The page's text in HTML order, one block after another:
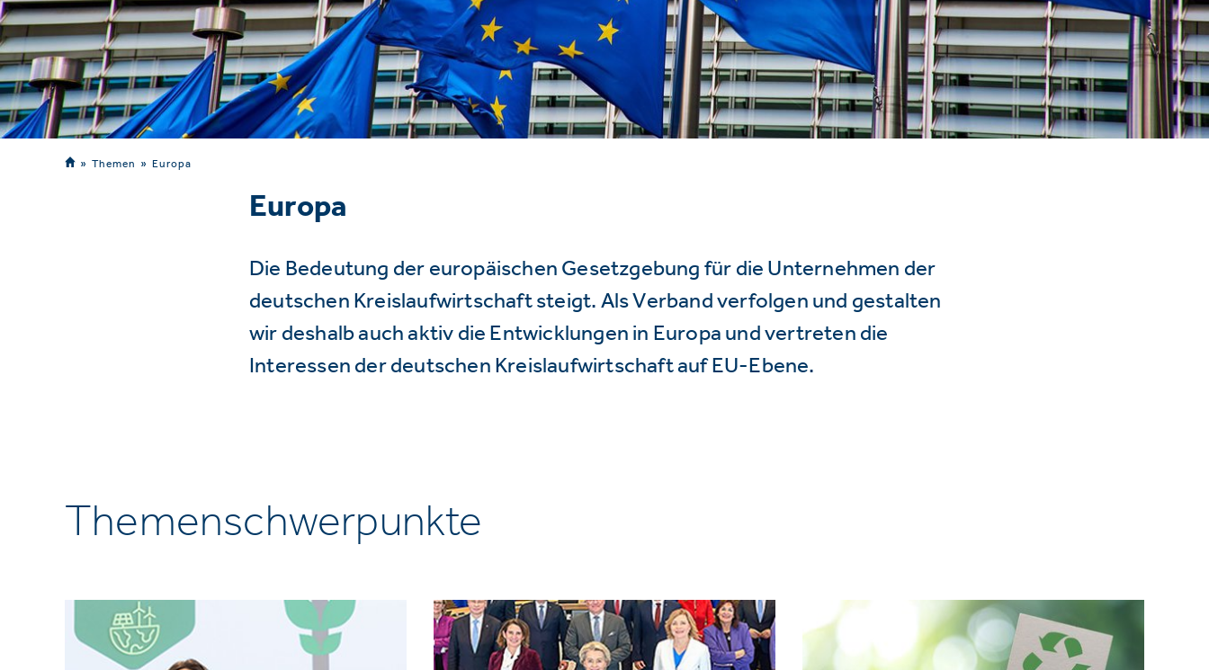
Themen Europa
Europa
Die Bedeutung der europäischen Gesetzgebung für die Unternehmen der
deutschen Kreislaufwirtschaft steigt. Als Verband verfolgen und gestalten
wir deshalb auch aktiv die Entwicklungen in Europa und vertreten die
Interessen der deutschen Kreislaufwirtschaft auf EU-Ebene.
Themenschwerpunkte